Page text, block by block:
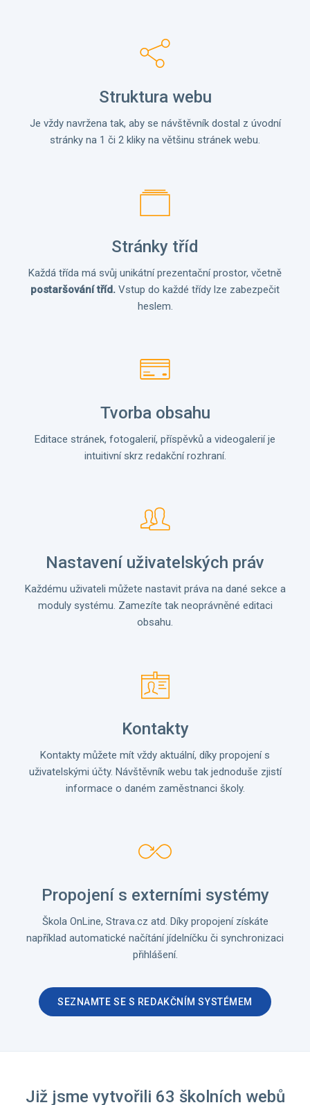
Struktura webu
Je vždy navržena tak, aby se návštěvník dostal z úvodní
stránky na 1 či 2 kliky na většinu stránek webu.
Stránky tříd
Každá třída má svůj unikátní prezentační prostor, včetně
postaršování tříd. Vstup do každé třídy lze zabezpečit
heslem.
Tvorba obsahu
Editace stránek, fotogalerií, příspěvků a videogalerií je
intuitivní skrz redakční rozhraní.
Nastavení uživatelských práv
Každému uživateli můžete nastavit práva na dané sekce a
moduly systému. Zamezíte tak neoprávněné editaci
obsahu.
Kontakty
Kontakty můžete mít vždy aktuální, díky propojení s
uživatelskými účty. Návštěvník webu tak jednoduše zjistí
informace o daném zaměstnanci školy.
Propojení s externími systémy
Škola OnLine, Strava.cz atd. Díky propojení získáte
například automatické načítání jídelníčku či synchronizaci
přihlášení.
SEZNAMTE SE S REDAKČNÍM SYSTÉMEM
Již jsme vytvořili 63 školních webů